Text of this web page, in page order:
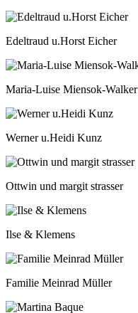
Edeltraud u.Horst Eicher
Maria-Luise Miensok-Walker
Werner u.Heidi Kunz
Ottwin und margit strasser
Ilse & Klemens
Familie Meinrad Müller